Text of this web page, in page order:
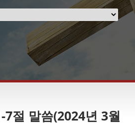
7절 말씀(2024년 3월